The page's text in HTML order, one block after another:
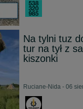
Na tylni tuz
tur na tył z
kiszonki
Ruciane-Nida - 06